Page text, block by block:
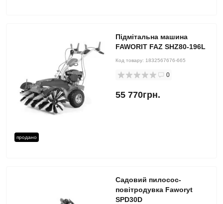
продано
Підмітальна машина
FAWORIT FAZ SHZ80-196L
Код товару: 1832567676-665
0
55 770грн.
Садовий пилосос-
повітродувка Faworyt
SPD30D